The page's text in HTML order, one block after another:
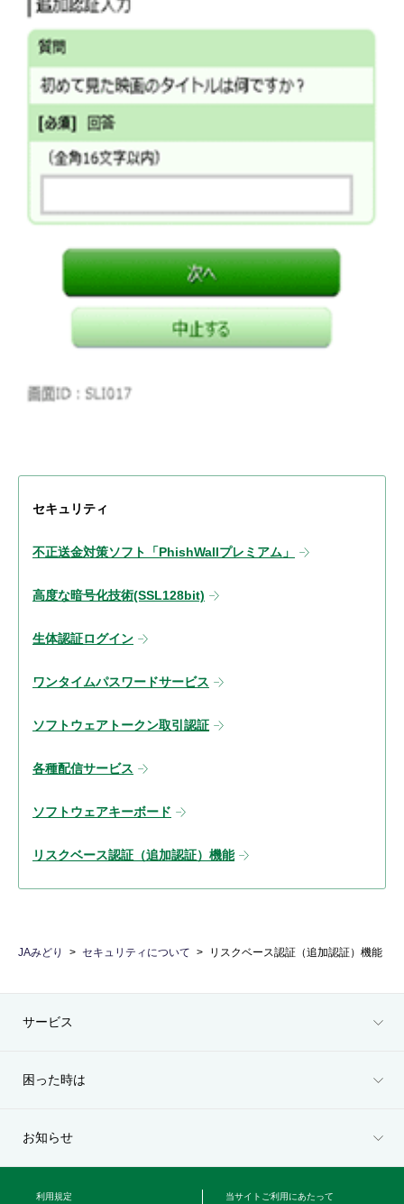
セキュリティ
不正送金対策ソフト「PhishWallプレミアム」
高度な暗号化技術(SSL128bit)
生体認証ログイン
ワンタイムパスワードサービス
ソフトウェアトークン取引認証
各種配信サービス
ソフトウェアキーボード
リスクベース認証（追加認証）機能
JAみどり セキュリティについて リスクベース認証（追加認証）機能
サービス
困った時は
お知らせ
利用規定 当サイトご利用にあたって